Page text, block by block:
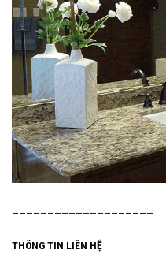
THÔNG TIN LIÊN HỆ